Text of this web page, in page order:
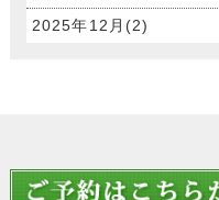
2025年12月(2)